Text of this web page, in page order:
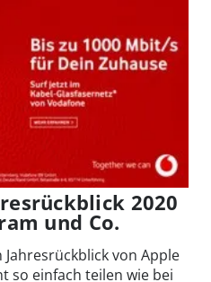
2020
und Co.
von Apple
so einfach teilen wie bei